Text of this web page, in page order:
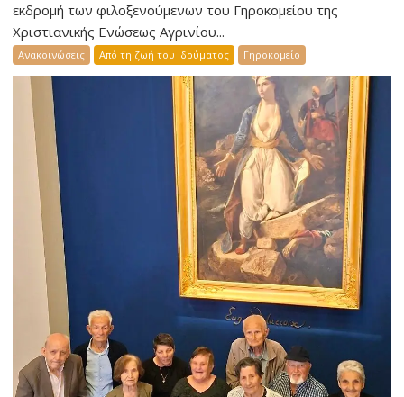
εκδρομή των φιλοξενούμενων του Γηροκομείου της
Χριστιανικής Ενώσεως Αγρινίου...
Ανακοινώσεις Από τη ζωή του Ιδρύματος Γηροκομείο